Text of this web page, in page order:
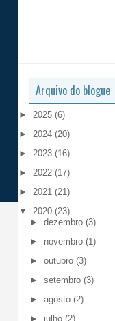
Arquivo do blogue
► 2025 (6)
► 2024 (20)
► 2023 (16)
► 2022 (17)
► 2021 (21)
▼ 2020 (23)
► dezembro (3)
► novembro (1)
► outubro (3)
► setembro (3)
► agosto (2)
► julho (2)